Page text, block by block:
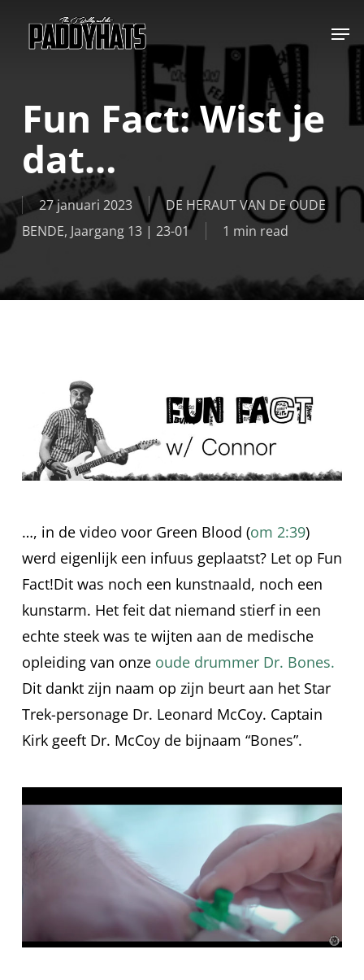
Jump to
Fun Fact: Wist je
dat…
27 januari 2023
DE HERAUT VAN DE OUDE
BENDE, Jaargang 13 | 23-01 1 min read
…, in de video voor Green Blood (om 2:39)
werd eigenlijk een infuus geplaatst? Let op Fun
Fact!Dit was noch een kunstnaald, noch een
kunstarm. Het feit dat niemand stierf in een
echte steek was te wijten aan de medische
opleiding van onze oude drummer Dr. Bones.
Dit dankt zijn naam op zijn beurt aan het Star
Trek-personage Dr. Leonard McCoy. Captain
Kirk geeft Dr. McCoy de bijnaam “Bones”.